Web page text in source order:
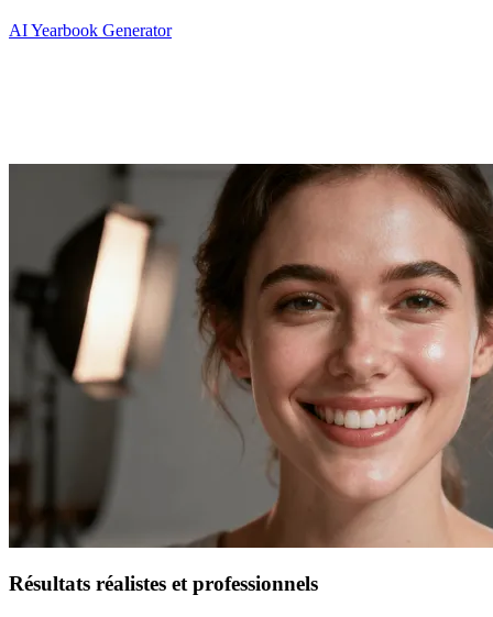
AI Yearbook Generator
Résultats réalistes et professionnels